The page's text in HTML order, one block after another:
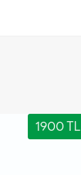
1900 TL